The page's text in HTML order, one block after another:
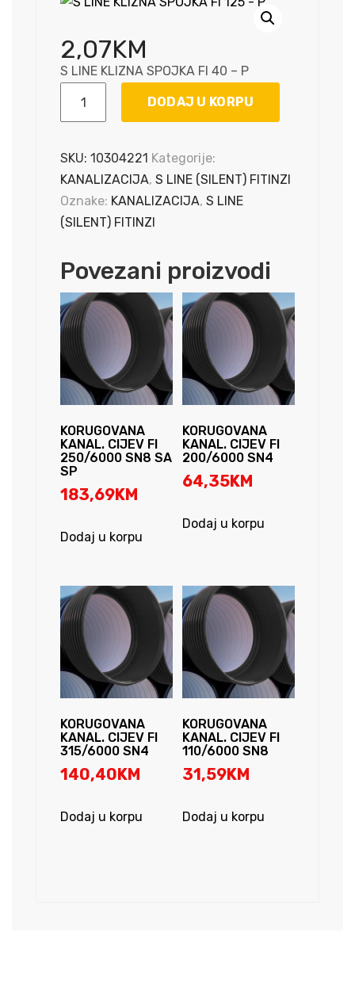
2,07KM
S LINE KLIZNA SPOJKA FI 40 – P
SPOJKA
FI
40
-
količina
DODAJ U KORPU
SKU: 10304221 Kategorije:
KANALIZACIJA, S LINE (SILENT) FITINZI
Oznake: KANALIZACIJA, S LINE
(SILENT) FITINZI
Povezani proizvodi
KORUGOVANA
KANAL. CIJEV FI
250/6000 SN8 SA
SP
183,69KM
Dodaj u korpu
KORUGOVANA
KANAL. CIJEV FI
200/6000 SN4
64,35KM
Dodaj u korpu
KORUGOVANA
KANAL. CIJEV FI
315/6000 SN4
140,40KM
Dodaj u korpu
KORUGOVANA
KANAL. CIJEV FI
110/6000 SN8
31,59KM
Dodaj u korpu